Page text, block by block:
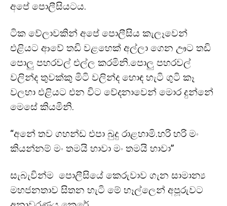
අපේ පොලීසියටය.
ටික වේලාවකින් අපේ පොලීසිය කැලෑවෙන්
එළියට ආවේ තඩි වළහෙක් අල්ලා ගෙන ඌට තඩි
පොලු පහරවල් එල්ල කරමිනි.පොලු පහරවල්
වලින්ද තුවක්කු මිටි වලින්ද හොඳ හැටි ගුටි කෑ
වලහා එළියට එන විට වේදනාවෙන් මොර දුන්නේ
මෙසේ කියමිනි.
“අනේ තව ගහන්ඩ එපා බුදු රාළහාමි.හරි හරි මං
කියන්නම් මං තමයි හාවා මං තමයි හාවා”
සැබැවින්ම පොලීසියේ කෙරුවාව ගැන සාමාන්‍ය
මහජනතාව සිතන හැටි මේ හෑල්ලෙන් අපූරුවට